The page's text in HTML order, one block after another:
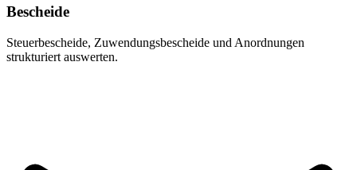
Bescheide
Steuerbescheide, Zuwendungsbescheide und Anordnungen
strukturiert auswerten.